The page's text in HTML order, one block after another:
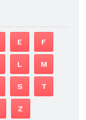
E F
L M
S T
Z